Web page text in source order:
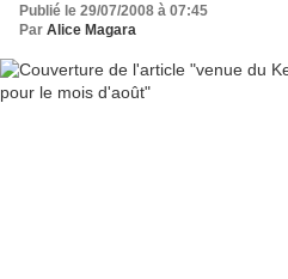
Publié le 29/07/2008 à 07:45
Par Alice Magara